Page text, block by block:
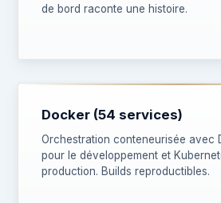
de bord raconte une histoire.
Docker (54 services)
Orchestration conteneurisée avec
pour le développement et
production. Builds reproductibles.